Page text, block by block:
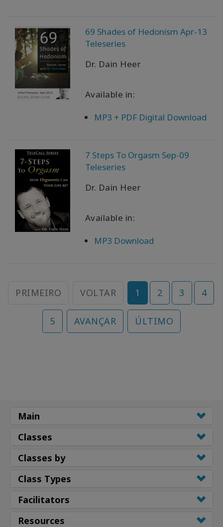
69 Shades of Hedonism Apr-13
Teleseries
Dr. Dain Heer
Available in:
MP3 + PDF Digital Download
7 Steps To Orgasm Sep-09
Teleseries
Dr. Dain Heer
Available in:
MP3 Download
PRIMEIRO VOLTAR 1 2 3 4
5 AVANÇAR ÚLTIMO
Main
Classes
Classes by
Class Types
Facilitators
Resources